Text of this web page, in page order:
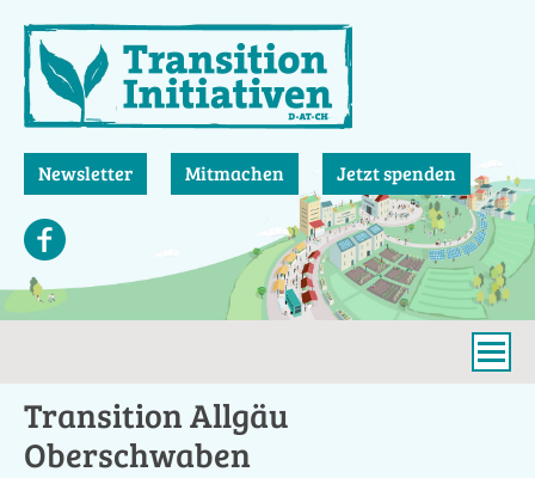
zum
Inhalt
Newsletter Mitmachen Jetzt spenden
Transition Allgäu
Oberschwaben